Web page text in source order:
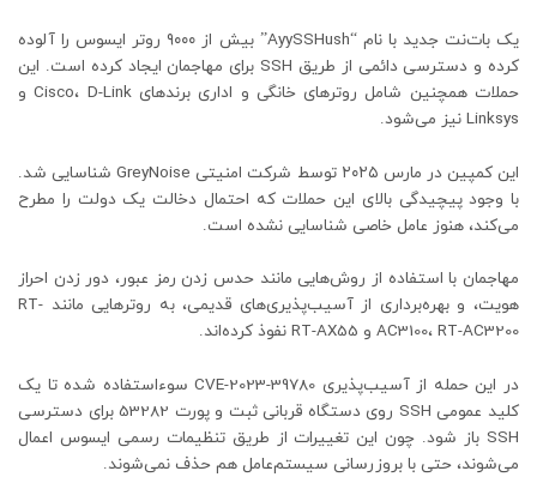
یک بات‌نت جدید با نام “AyySSHush” بیش از ۹۰۰۰ روتر ایسوس را آلوده
کرده و دسترسی دائمی از طریق SSH برای مهاجمان ایجاد کرده است. این
حملات همچنین شامل روترهای خانگی و اداری برندهای Cisco، D-Link و
Linksys نیز می‌شود.
این کمپین در مارس ۲۰۲۵ توسط شرکت امنیتی GreyNoise شناسایی شد.
با وجود پیچیدگی بالای این حملات که احتمال دخالت یک دولت را مطرح
می‌کند، هنوز عامل خاصی شناسایی نشده است.
مهاجمان با استفاده از روش‌هایی مانند حدس زدن رمز عبور، دور زدن احراز
هویت، و بهره‌برداری از آسیب‌پذیری‌های قدیمی، به روترهایی مانند RT-
AC3100، RT-AC3200 و RT-AX55 نفوذ کرده‌اند.
در این حمله از آسیب‌پذیری CVE-2023-39780 سوءاستفاده شده تا یک
کلید عمومی SSH روی دستگاه قربانی ثبت و پورت 53282 برای دسترسی
SSH باز شود. چون این تغییرات از طریق تنظیمات رسمی ایسوس اعمال
می‌شوند، حتی با بروزرسانی سیستم‌عامل هم حذف نمی‌شوند.